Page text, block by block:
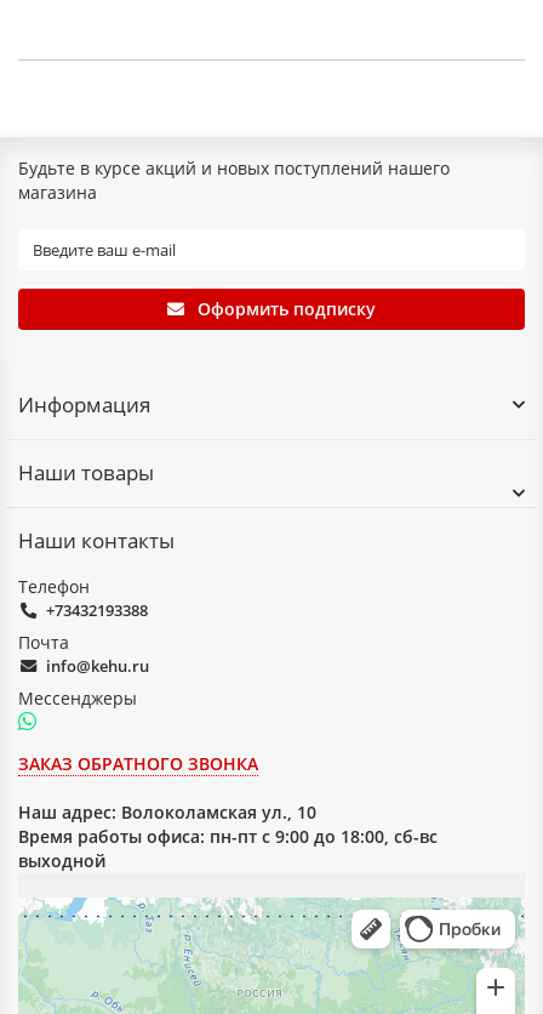
Будьте в курсе акций и новых поступлений нашего
магазина
Оформить подписку
Информация
Наши товары
Наши контакты
Телефон
+73432193388
Почта
info@kehu.ru
Мессенджеры
ЗАКАЗ ОБРАТНОГО ЗВОНКА
Наш адрес: Волоколамская ул., 10
Время работы офиса: пн-пт с 9:00 до 18:00, сб-вс
выходной